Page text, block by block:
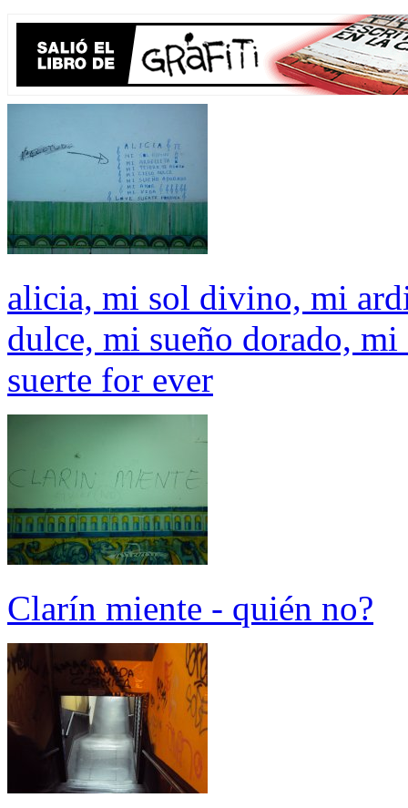
alicia, mi sol divino, mi
dulce, mi sueño dorado,
suerte for ever
Clarín miente - quién no?